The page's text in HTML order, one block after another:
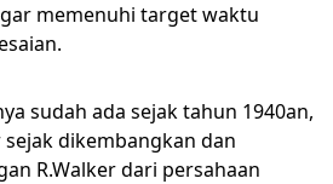
memenuhi target waktu
sudah ada sejak tahun 1940an,
dikembangkan dan
R.Walker dari persahaan